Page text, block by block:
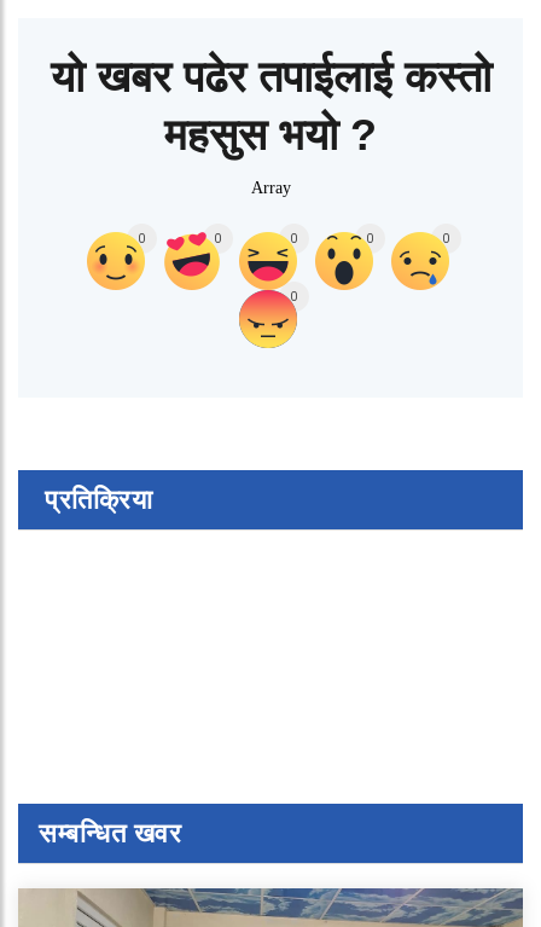
यो खबर पढेर तपाईलाई कस्तो
महसुस भयो ?
Array
0 0 0 0 0
0
प्रतिक्रिया
सम्बन्धित खवर